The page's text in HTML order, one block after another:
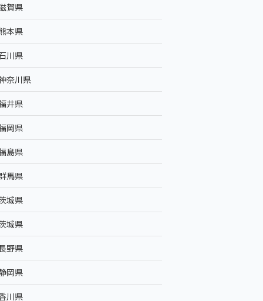
賀県
本県
川県
奈川県
井県
岡県
島県
馬県
城県
城県
野県
岡県
川県